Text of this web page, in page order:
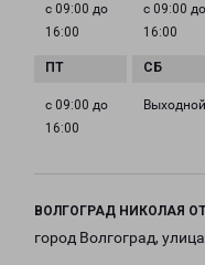
с 09:00 до
16:00
с 09:00 до
16:00
с 09:00 до
16:00
Выходной
ВОЛГОГРАД НИКОЛАЯ
город Волгоград,